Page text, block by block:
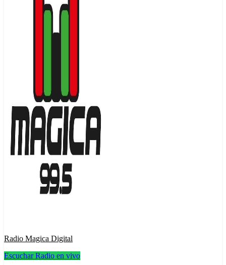
Radio Magica Digital
Escuchar Radio en vivo